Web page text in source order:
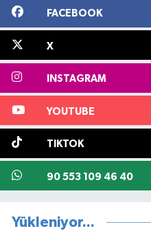
FACEBOOK
X
INSTAGRAM
YOUTUBE
TIKTOK
90 553 109 46 40
Yükleniyor...